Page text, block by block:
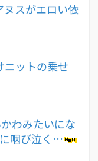
ヌスがエロい依
ットの乗せ
わみたいにな
咽び泣く…